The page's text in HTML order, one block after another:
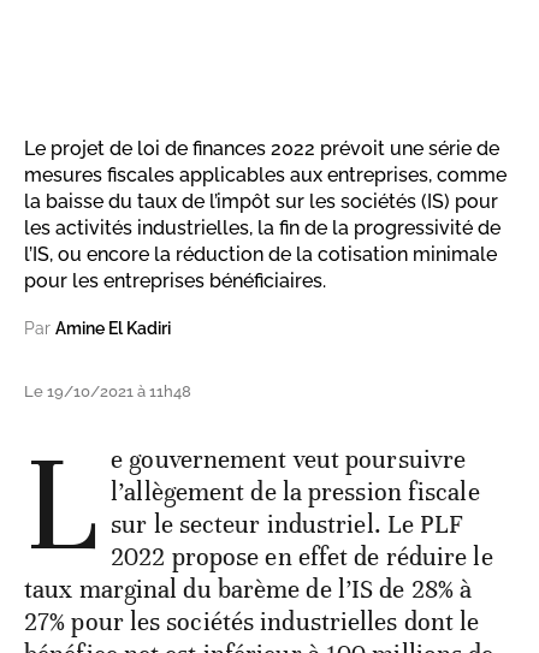
Le projet de loi de finances 2022 prévoit une série de
mesures fiscales applicables aux entreprises, comme
la baisse du taux de l’impôt sur les sociétés (IS) pour
les activités industrielles, la fin de la progressivité de
l’IS, ou encore la réduction de la cotisation minimale
pour les entreprises bénéficiaires.
Par Amine El Kadiri
Le 19/10/2021 à 11h48
L e gouvernement veut poursuivre
l’allègement de la pression fiscale
sur le secteur industriel. Le PLF
2022 propose en effet de réduire le
taux marginal du barème de l’IS de 28% à
27% pour les sociétés industrielles dont le